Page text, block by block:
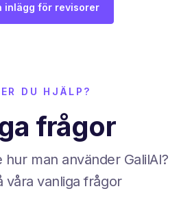
inlägg för revisorer
DU HJÄLP?
frågor
man använder GalilAI?
våra vanliga frågor